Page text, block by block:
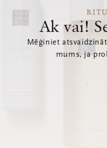
Ak vai!
Mēģiniet
mums, ja